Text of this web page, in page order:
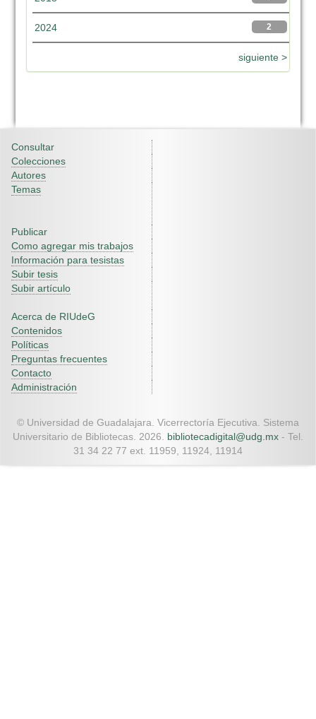
2
2024
siguiente >
Consultar
Colecciones
Autores
Temas
Publicar
Como agregar mis trabajos
Información para tesistas
Subir tesis
Subir artículo
Acerca de RIUdeG
Contenidos
Políticas
Preguntas frecuentes
Contacto
Administración
© Universidad de Guadalajara. Vicerrectoría Ejecutiva. Sistema
Universitario de Bibliotecas. 2026. bibliotecadigital@udg.mx - Tel.
31 34 22 77 ext. 11959, 11924, 11914